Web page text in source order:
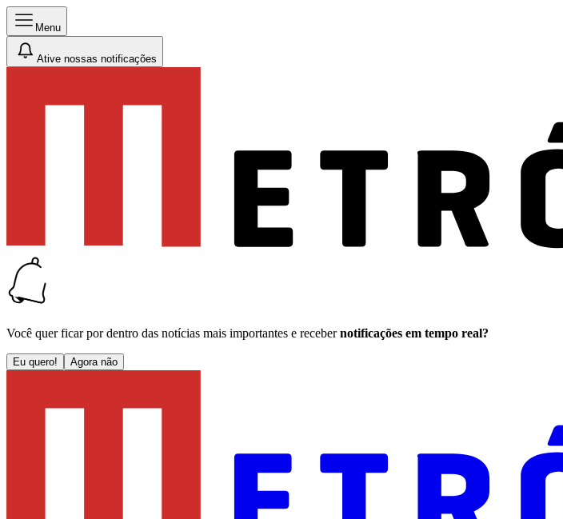
Menu
Ative nossas notificações
Você quer ficar por dentro das notícias mais importantes e receber notificações em tempo real?
Eu quero! Agora não